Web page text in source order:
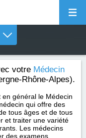
votre Médecin
Rhône-Alpes).
général le Médecin
qui offre des
tous âges et de tous
et traiter une variété
Les médecins
des examens